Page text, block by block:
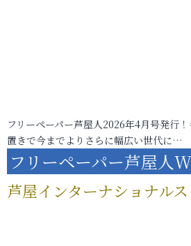
フリーペーパー芦屋人2026年4月号発行
置きで今までよりさらに幅広い世代に…
フリーペーパー芦屋人
芦屋インターナショナル